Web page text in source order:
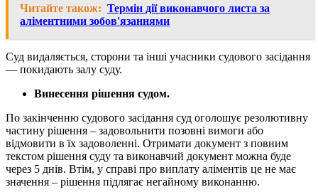
Читайте також: Термін дії виконавчого листа за
аліментними зобов'язаннями
Суд видаляється, сторони та інші учасники судового засідання
— покидають залу суду.
Винесення рішення судом.
По закінченню судового засідання суд оголошує резолютивну
частину рішення – задовольнити позовні вимоги або
відмовити в їх задоволенні. Отримати документ з повним
текстом рішення суду та виконавчий документ можна буде
через 5 днів. Втім, у справі про виплату аліментів це не має
значення – рішення підлягає негайному виконанню.